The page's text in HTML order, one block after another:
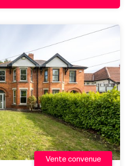
Vente convenue